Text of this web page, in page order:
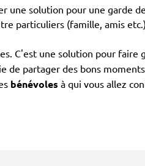
une solution pour une garde
particuliers (famille, amis
C'est une solution pour faire
de partager des bons
bénévoles à qui vous allez